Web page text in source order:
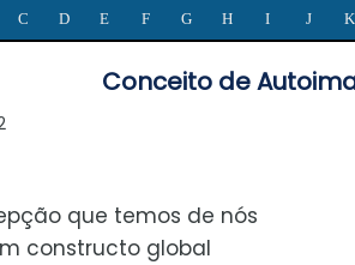
C D E F G H I J K
Conceito de
que temos de nós
constructo global